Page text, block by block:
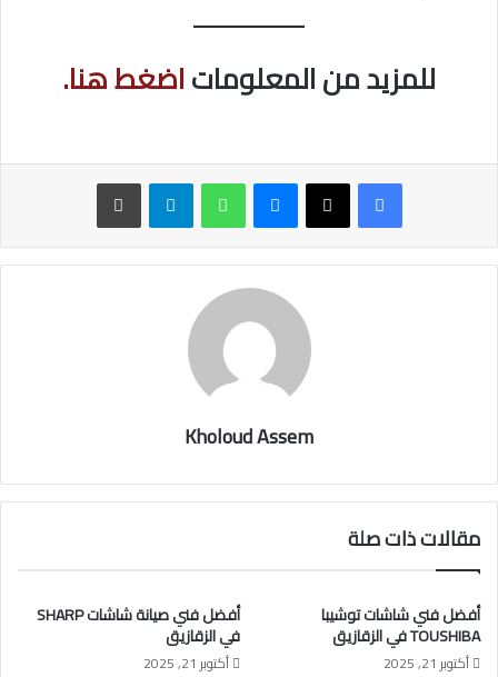
للمزيد من المعلوماتاضغط هنا.
ماسنجر واتساب تيلقرام طباعة
Kholoud Assem
مقالات ذات صلة
أفضل فني شاشات توشيبا
TOUSHIBA في الزقازيق
أكتوبر 21, 2025
أفضل فني صيانة شاشات SHARP
في الزقازيق
أكتوبر 21, 2025